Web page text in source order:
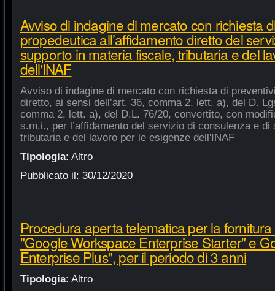
Avviso di indagine di mercato con richiesta
propedeutica all’affidamento diretto del
supporto in materia fiscale, tributaria e del
dell'INAF
Avviso di indagine di mercato con richiesta di
diretto, ai sensi dell’art. 36, comma 2, lett. a), del D.
comma 2, lett. a), del D.L. 76/20, convertito, con
s.m.i., per l’affidamento del servizio di consulenza e
tributaria e del lavoro per le esigenze dell'INAF
Tipologia: Altro
Pubblicato il: 30/12/2020
Procedura aperta telematica per la
"Google Workspace Enterprise Starter" e
Enterprise Plus", per il periodo di 3 anni
Tipologia: Altro